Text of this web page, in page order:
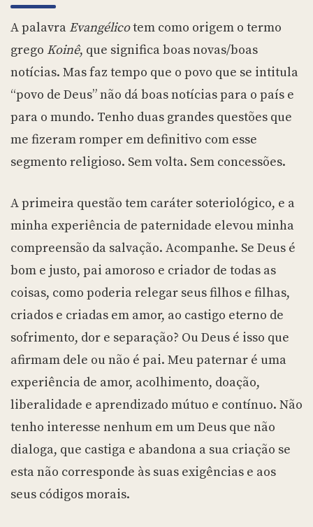
A palavra Evangélicotem como origem o termo
grego Koinê, que significa boas novas/boas
notícias. Mas faz tempo que o povo que se intitula
“povo de Deus” não dá boas notícias para o país e
para o mundo. Tenho duas grandes questões que
me fizeram romper em definitivo com esse
segmento religioso. Sem volta. Sem concessões.
A primeira questão tem caráter soteriológico, e a
minha experiência de paternidade elevou minha
compreensão da salvação. Acompanhe. Se Deus é
bom e justo, pai amoroso e criador de todas as
coisas, como poderia relegar seus filhos e filhas,
criados e criadas em amor, ao castigo eterno de
sofrimento, dor e separação? Ou Deus é isso que
afirmam dele ou não é pai. Meu paternar é uma
experiência de amor, acolhimento, doação,
liberalidade e aprendizado mútuo e contínuo. Não
tenho interesse nenhum em um Deus que não
dialoga, que castiga e abandona a sua criação se
esta não corresponde às suas exigências e aos
seus códigos morais.